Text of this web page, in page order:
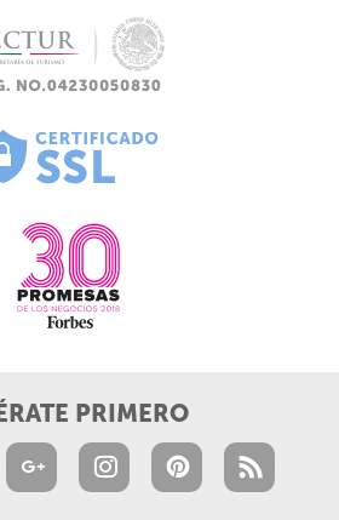
PRIMERO